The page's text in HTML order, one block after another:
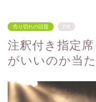
売り切れの話題 PR
注釈付き指定
がいいのか当